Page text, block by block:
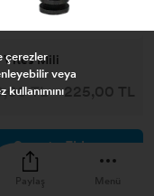
Paylaş Menü
Vites Mili
TL 225,00 TL
Sepete Ekle
çerezler
veya